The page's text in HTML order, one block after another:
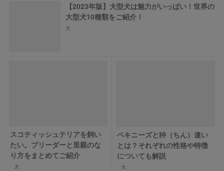
【2023年版】大型犬は魅力がいっぱい！世界の
大型犬10種類をご紹介！
犬
スコティッシュテリアを飼い
たい。ブリーダーと里親のな
り方をまとめてご紹介
犬
ペキニーズと狆（ちん）違い
とは？それぞれの性格や特徴
についても解説
犬